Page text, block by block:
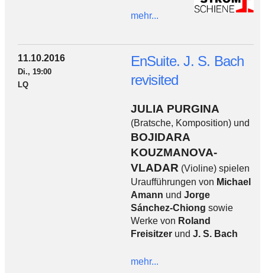
mehr...
11.10.2016
Di., 19:00
LQ
EnSuite. J. S. Bach
revisited
JULIA PURGINA
(Bratsche, Komposition) und
BOJIDARA
KOUZMANOVA-
VLADAR (Violine) spielen
Uraufführungen von Michael
Amann und Jorge
Sánchez-Chiong sowie
Werke von Roland
Freisitzerund J. S. Bach
mehr...